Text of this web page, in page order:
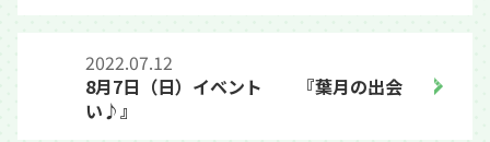
2022.07.12
8月7日（日）イベント 『葉月の出会
い♪』